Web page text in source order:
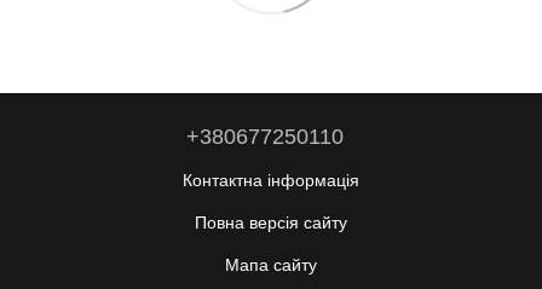
+380677250110
Контактна інформація
Повна версія сайту
Мапа сайту